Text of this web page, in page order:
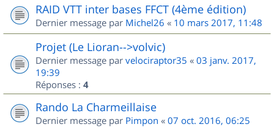
RAID VTT inter bases FFCT (4ème édition)
Dernier message par Michel26 « 10 mars 2017, 11:48
Projet (Le Lioran-->volvic)
Dernier message par velociraptor35 « 03 janv. 2017,
19:39
Réponses : 4
Rando La Charmeillaise
Dernier message par Pimpon « 07 oct. 2016, 06:25